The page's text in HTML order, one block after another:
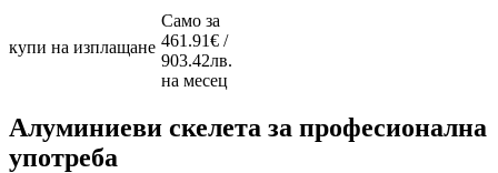
купи на изплащане
Само за
461.91€ /
903.42лв.
на месец
Алуминиеви скелета за професионална
употреба